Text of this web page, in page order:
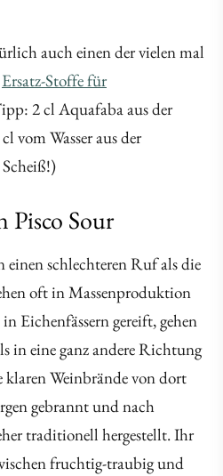
auch einen der vielen mal
Ersatz-Stoffe für
2 cl Aquafaba aus der
vom Wasser aus der
Pisco Sour
einen schlechteren Ruf als die
oft in Massenproduktion
Eichenfässern gereift, gehen
in eine ganz andere Richtung
klaren Weinbrände von dort
gebrannt und nach
traditionell hergestellt. Ihr
fruchtig-traubig und